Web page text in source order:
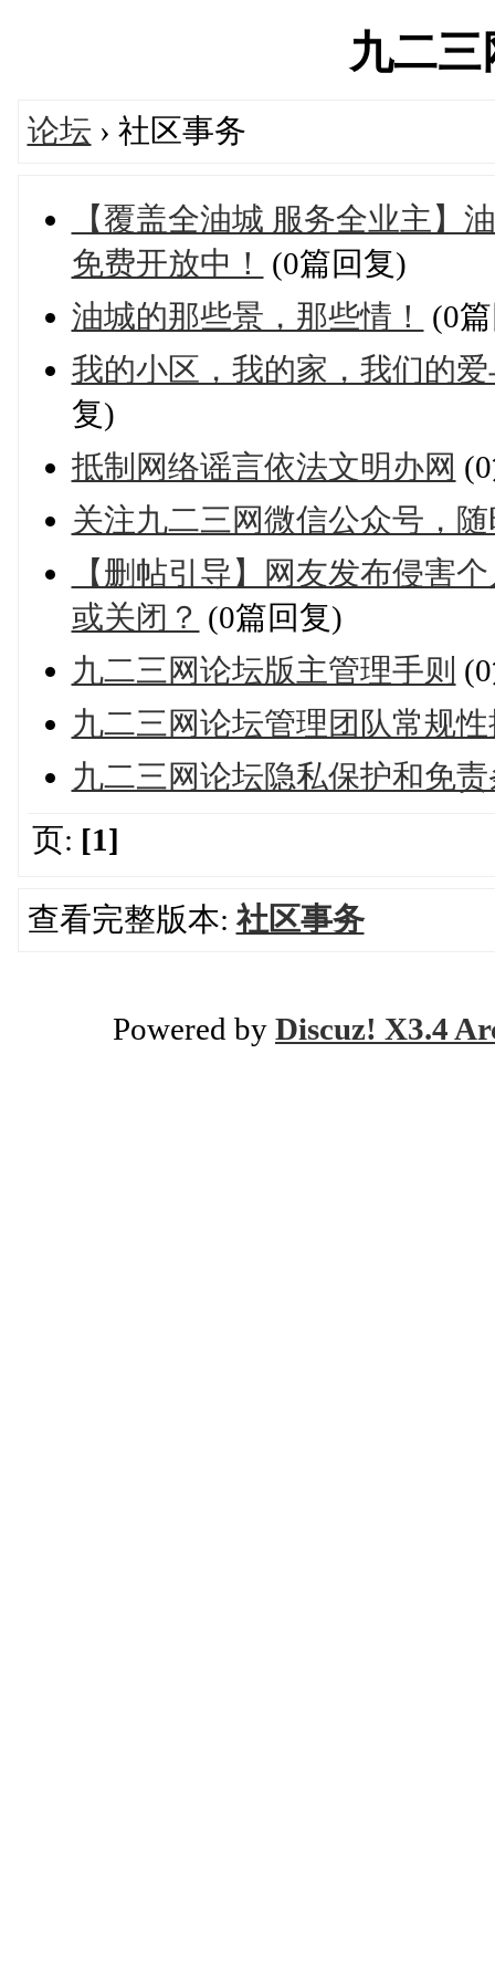
九二
论坛 › 社区事务
【覆盖全油城 服务全业主】
免费开放中！
(0篇回复)
油城的那些景，那些情！
(0
我的小区，我的家，我们的
复)
抵制网络谣言依法文明办网
关注九二三网微信公众号，
【删帖引导】网友发布侵害
或关闭？ (0篇回复)
九二三网论坛版主管理手则
九二三网论坛管理团队常规
九二三网论坛隐私保护和免
页: [1]
查看完整版本: 社区事务
Powered by Discuz! X3.4